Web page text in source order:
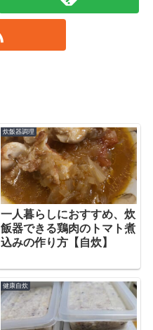
炊飯器調理
一人暮らしにおすすめ、炊
飯器できる鶏肉のトマト煮
込みの作り方【自炊】
健康自炊